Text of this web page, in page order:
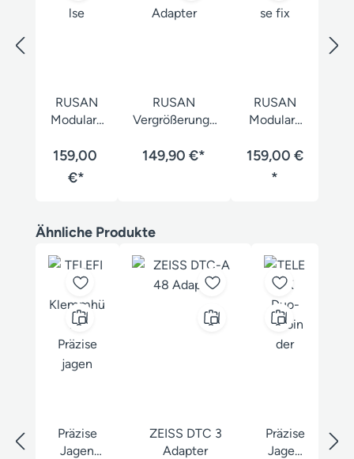
RUSAN
Modular-
Klemmhü
lse
159,00
€*
RUSAN
Vergrößerungs
für MAR-
149,90 €*
RUSAN
Modular-
Klemmhül
se fix
159,00 €
*
Produktgalerie überspringen
Ähnliche Produkte
Präzise
Jagen
ZEISS DTC 3
Adapter
Präzise
Jagen